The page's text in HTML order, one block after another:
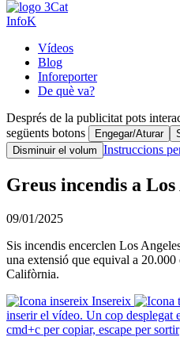
InfoK
Vídeos
Blog
Inforeporter
De què va?
Després de la publicitat pots
següents botons
Engegar/Aturar
Disminuir el volum Instruccions
Greus incendis a Los
09/01/2025
Sis incendis encerclen Los
una extensió que equival a
Califòrnia.
Insereix
inserir el vídeo. Un cop desplegat
cmd+c per copiar, escape per sortir